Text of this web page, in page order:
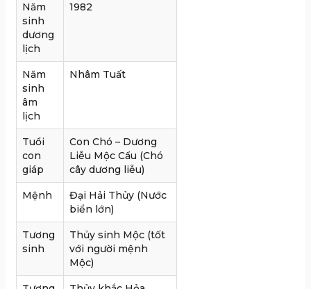
Năm
sinh
dương
lịch
1982
Năm
sinh
âm
lịch
Nhâm Tuất
Tuổi
con
giáp
Con Chó – Dương
Liễu Mộc Cẩu (Chó
cây dương liễu)
Mệnh
Đại Hải Thủy (Nước
biển lớn)
Tương
sinh
Thủy sinh Mộc (tốt
với người mệnh
Mộc)